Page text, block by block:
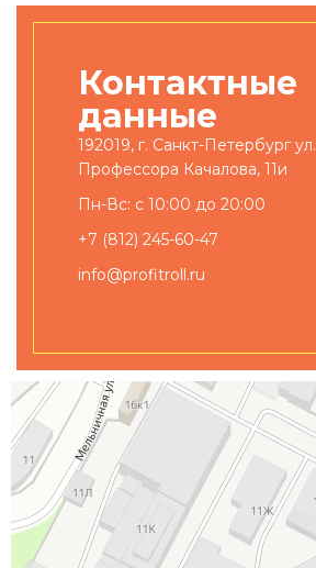
Контактные
данные
192019, г. Санкт-Петербург ул.
Профессора Качалова, 11и
Пн-Вс: с 10:00 до 20:00
+7 (812) 245-60-47
info@profitroll.ru